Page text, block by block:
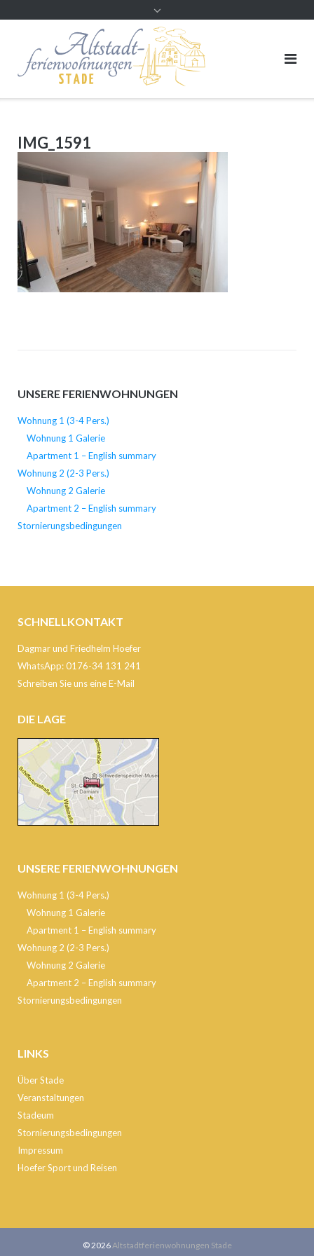
IMG_1591
UNSERE FERIENWOHNUNGEN
Wohnung 1 (3-4 Pers.)
Wohnung 1 Galerie
Apartment 1 – English summary
Wohnung 2 (2-3 Pers.)
Wohnung 2 Galerie
Apartment 2 – English summary
Stornierungsbedingungen
SCHNELLKONTAKT
Dagmar und Friedhelm Hoefer
WhatsApp: 0176-34 131 241
Schreiben Sie uns eine E-Mail
DIE LAGE
UNSERE FERIENWOHNUNGEN
Wohnung 1 (3-4 Pers.)
Wohnung 1 Galerie
Apartment 1 – English summary
Wohnung 2 (2-3 Pers.)
Wohnung 2 Galerie
Apartment 2 – English summary
Stornierungsbedingungen
LINKS
Über Stade
Veranstaltungen
Stadeum
Stornierungsbedingungen
Impressum
Hoefer Sport und Reisen
© 2026 Altstadtferienwohnungen Stade